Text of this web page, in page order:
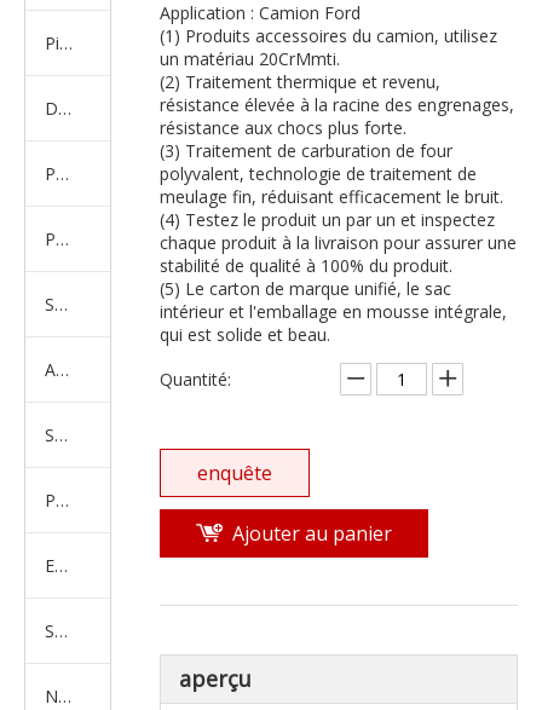
Pièces de rechange de machines d'ingénierie de camion minier
D'autres séries de camions
Produits d'essieux
Produits de support de châssis
Série de suspension équilibrée
Amortisseur Série
Système de direction
Produits en caoutchouc
Embrayage Série
Série de bras de réglage
Nouvelles pièces de camion d'énergie
Application : Camion Ford
(1) Produits accessoires du camion, utilisez
un matériau 20CrMmti.
(2) Traitement thermique et revenu,
résistance élevée à la racine des engrenages,
résistance aux chocs plus forte.
(3) Traitement de carburation de four
polyvalent, technologie de traitement de
meulage fin, réduisant efficacement le bruit.
(4) Testez le produit un par un et inspectez
chaque produit à la livraison pour assurer une
stabilité de qualité à 100% du produit.
(5) Le carton de marque unifié, le sac
intérieur et l'emballage en mousse intégrale,
qui est solide et beau.
Quantité:
enquête
Ajouter au panier
aperçu